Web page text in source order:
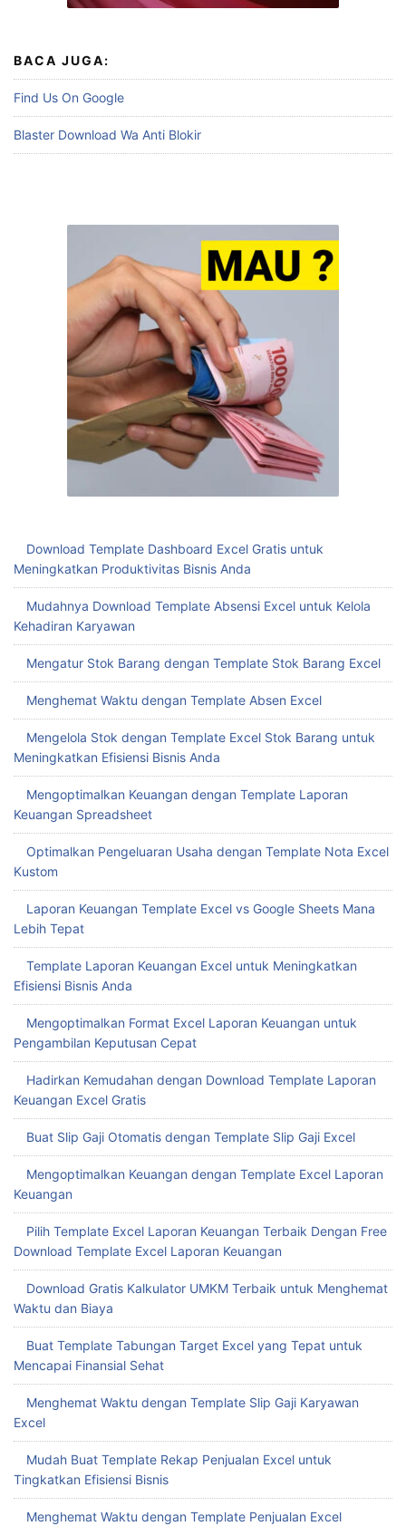
BACA JUGA:
Find Us On Google
Blaster Download Wa Anti Blokir
Download Template Dashboard Excel Gratis untuk
Meningkatkan Produktivitas Bisnis Anda
Mudahnya Download Template Absensi Excel untuk Kelola
Kehadiran Karyawan
Mengatur Stok Barang dengan Template Stok Barang Excel
Menghemat Waktu dengan Template Absen Excel
Mengelola Stok dengan Template Excel Stok Barang untuk
Meningkatkan Efisiensi Bisnis Anda
Mengoptimalkan Keuangan dengan Template Laporan
Keuangan Spreadsheet
Optimalkan Pengeluaran Usaha dengan Template Nota Excel
Kustom
Laporan Keuangan Template Excel vs Google Sheets Mana
Lebih Tepat
Template Laporan Keuangan Excel untuk Meningkatkan
Efisiensi Bisnis Anda
Mengoptimalkan Format Excel Laporan Keuangan untuk
Pengambilan Keputusan Cepat
Hadirkan Kemudahan dengan Download Template Laporan
Keuangan Excel Gratis
Buat Slip Gaji Otomatis dengan Template Slip Gaji Excel
Mengoptimalkan Keuangan dengan Template Excel Laporan
Keuangan
Pilih Template Excel Laporan Keuangan Terbaik Dengan Free
Download Template Excel Laporan Keuangan
Download Gratis Kalkulator UMKM Terbaik untuk Menghemat
Waktu dan Biaya
Buat Template Tabungan Target Excel yang Tepat untuk
Mencapai Finansial Sehat
Menghemat Waktu dengan Template Slip Gaji Karyawan
Excel
Mudah Buat Template Rekap Penjualan Excel untuk
Tingkatkan Efisiensi Bisnis
Menghemat Waktu dengan Template Penjualan Excel